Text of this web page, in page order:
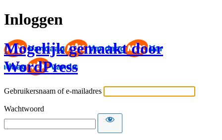
Inloggen
Mogelijk gemaakt door
WordPress
Gebruikersnaam of e-mailadres
Wachtwoord